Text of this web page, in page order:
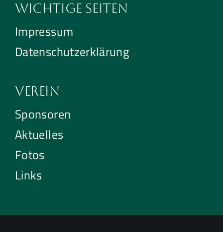
Wichtige Seiten
Impressum
Datenschutzerklärung
Verein
Sponsoren
Aktuelles
Fotos
Links